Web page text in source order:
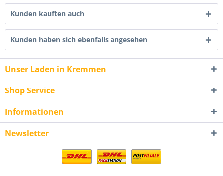
Kunden kauften auch
Kunden haben sich ebenfalls angesehen
Unser Laden in Kremmen
Shop Service
Informationen
Newsletter